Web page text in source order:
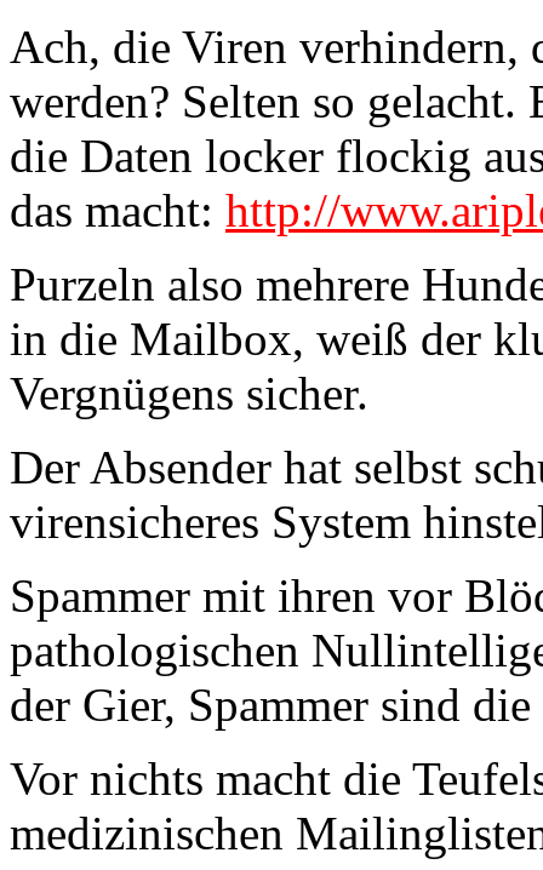
Ach, die Viren verhindern,
werden? Selten so
die Daten locker flockig
das macht: http://
Purzeln also mehrere
in die Mailbox, weiß der
Vergnügens sicher.
Der Absender hat selbst
virensicheres System
Spammer mit ihren vor
pathologischen
der Gier, Spammer sind
Vor nichts macht die
medizinischen